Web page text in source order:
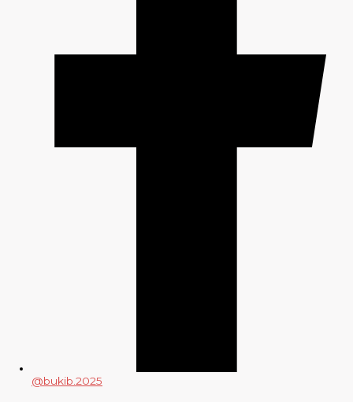
@bukib.2025